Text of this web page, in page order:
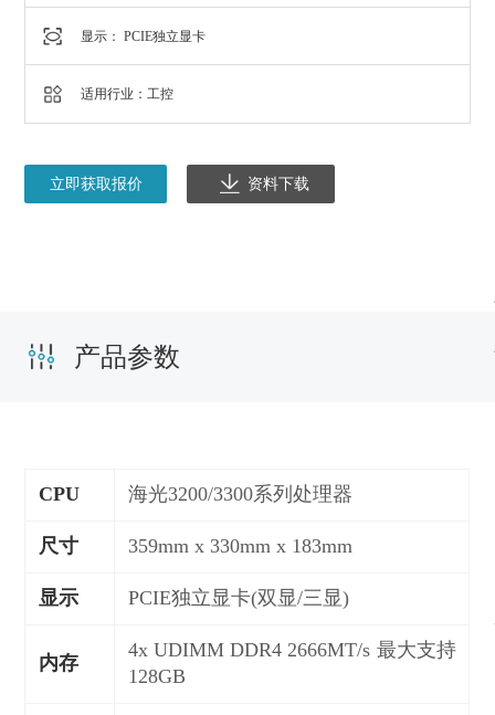
显示： PCIE独立显卡
适用行业：工控
立即获取报价 资料下载
产品参数
CPU 海光3200/3300系列处理器
尺寸 359mm x 330mm x 183mm
显示 PCIE独立显卡(双显/三显)
内存
4x UDIMM DDR4 2666MT/s 最大支持
128GB